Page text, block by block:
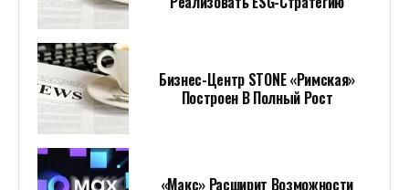
Бизнес-Центр STONE «Римская»
Построен В Полный Рост
«Макс» Расширит Возможности